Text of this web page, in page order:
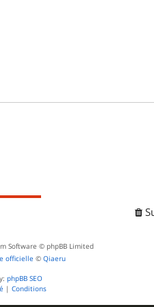
e
Software © phpBB Limited
officielle © Qiaeru
phpBB SEO
| Conditions